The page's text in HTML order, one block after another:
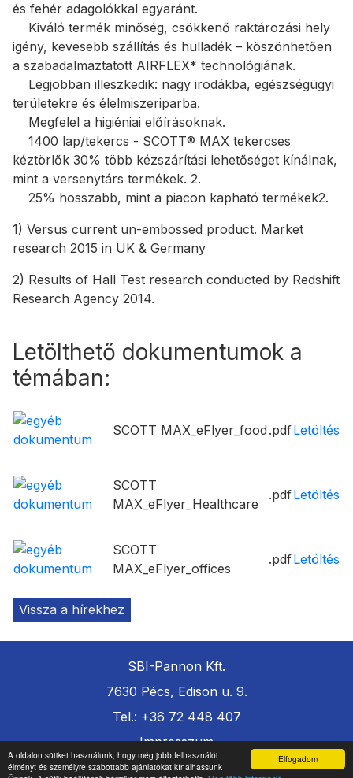
Elfogadom
A oldalon sütiket használunk, hogy még jobb felhasználói
élményt és személyre szabottabb ajánlatokat kínálhassunk
és fehér adagolókkal egyaránt.
Kiváló termék minőség, csökkenő raktározási hely
igény, kevesebb szállítás és hulladék – köszönhetően
a szabadalmaztatott AIRFLEX* technológiának.
Legjobban illeszkedik: nagy irodákba, egészségügyi
területekre és élelmiszeriparba.
Megfelel a higiéniai előírásoknak.
1400 lap/tekercs - SCOTT® MAX tekercses
kéztörlők 30% több kézszárítási lehetőséget kínálnak,
mint a versenytárs termékek. 2.
25% hosszabb, mint a piacon kapható termékek2.
1) Versus current un-embossed product. Market
research 2015 in UK & Germany
2) Results of Hall Test research conducted by Redshift
Research Agency 2014.
Letölthető dokumentumok a
témában:
SCOTT MAX_eFlyer_food .pdfLetöltés
SCOTT
MAX_eFlyer_Healthcare
.pdfLetöltés
SCOTT
MAX_eFlyer_offices
.pdfLetöltés
Vissza a hírekhez
SBI-Pannon Kft.
7630 Pécs, Edison u. 9.
Tel.: +36 72 448 407
Impresszum
Adatkezelési tájékoztató